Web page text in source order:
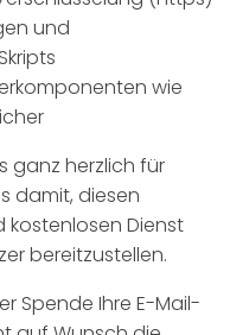
und
wie
ganz herzlich für
damit, diesen
Dienst
bereitzustellen.
Spende Ihre E-Mail-